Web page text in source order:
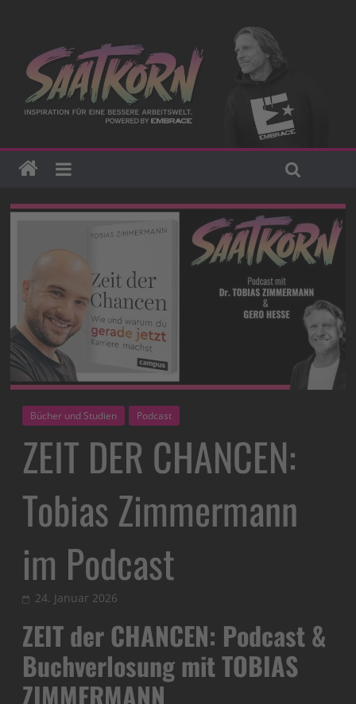
Bücher und Studien Podcast
ZEIT DER CHANCEN:
Tobias Zimmermann
im Podcast
24. Januar 2026
ZEIT der CHANCEN: Podcast &
Buchverlosung mit TOBIAS
ZIMMERMANN